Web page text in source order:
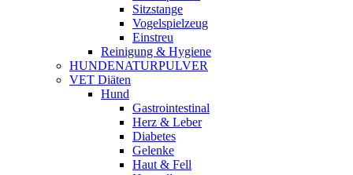
Sitzstange
Vogelspielzeug
Einstreu
Reinigung & Hygiene
HUNDENATURPULVER
VET Diäten
Hund
Gastrointestinal
Herz & Leber
Diabetes
Gelenke
Haut & Fell